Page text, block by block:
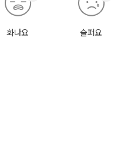
화나요 슬퍼요